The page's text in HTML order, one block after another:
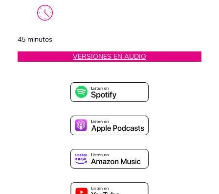
45 minutos
VERSIONES EN AUDIO